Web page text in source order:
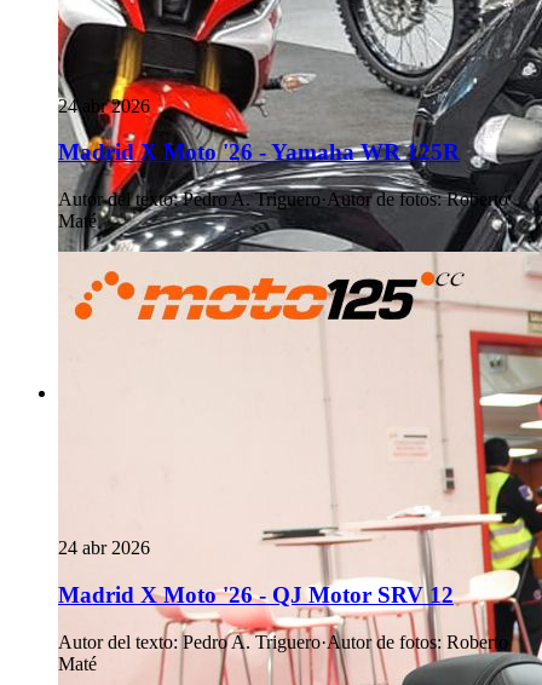
24 abr 2026
Madrid X Moto '26 - Yamaha WR 125R
Autor del texto: Pedro A. Triguero·Autor de fotos: Roberto
Maté
24 abr 2026
Madrid X Moto '26 - QJ Motor SRV 12
Autor del texto: Pedro A. Triguero·Autor de fotos: Roberto
Maté